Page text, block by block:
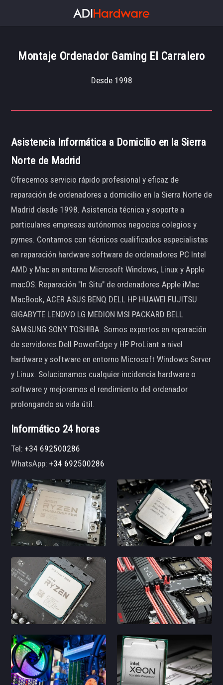
Montaje Ordenador Gaming El Carralero
Desde 1998
Asistencia Informática a Domicilio en la Sierra
Norte de Madrid
Ofrecemos servicio rápido profesional y eficaz de
reparación de ordenadores a domicilio en la Sierra Norte de
Madrid desde 1998. Asistencia técnica y soporte a
particulares empresas autónomos negocios colegios y
pymes. Contamos con técnicos cualificados especialistas
en reparación hardware software de ordenadores PC Intel
AMD y Mac en entorno Microsoft Windows, Linux y Apple
macOS. Reparación "In Situ" de ordenadores Apple iMac
MacBook, ACER ASUS BENQ DELL HP HUAWEI FUJITSU
GIGABYTE LENOVO LG MEDION MSI PACKARD BELL
SAMSUNG SONY TOSHIBA. Somos expertos en reparación
de servidores Dell PowerEdge y HP ProLiant a nivel
hardware y software en entorno Microsoft Windows Server
y Linux. Solucionamos cualquier incidencia hardware o
software y mejoramos el rendimiento del ordenador
prolongando su vida útil.
Informático 24 horas
Tel:+34 692500286
WhatsApp:+34 692500286